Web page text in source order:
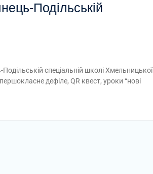
Подільській
спеціальній школі Хмельницької
дефіле, QR квест, уроки “нові